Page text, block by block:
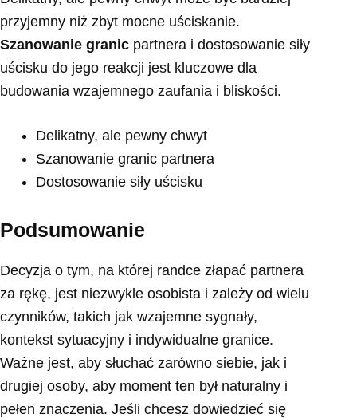
przyjemny niż zbyt mocne uściskanie.
Szanowanie granic partnera i dostosowanie siły
uścisku do jego reakcji jest kluczowe dla
budowania wzajemnego zaufania i bliskości.
Delikatny, ale pewny chwyt
Szanowanie granic partnera
Dostosowanie siły uścisku
Podsumowanie
Decyzja o tym, na której randce złapać partnera
za rękę, jest niezwykle osobista i zależy od wielu
czynników, takich jak wzajemne sygnały,
kontekst sytuacyjny i indywidualne granice.
Ważne jest, aby słuchać zarówno siebie, jak i
drugiej osoby, aby moment ten był naturalny i
pełen znaczenia. Jeśli chcesz dowiedzieć się